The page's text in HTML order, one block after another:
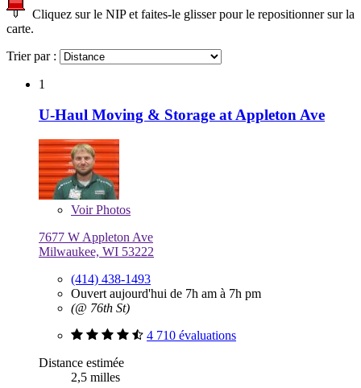
Cliquez sur le NIP et faites-le glisser pour le repositionner sur la
carte.
Trier par :
1
U-Haul Moving & Storage at Appleton Ave
VoirPhotos
7677 W Appleton Ave
Milwaukee, WI 53222
(414) 438-1493
Ouvert aujourd'hui de 7h am à 7h pm
(@ 76th St)
4 710 évaluations
Distance estimée
2,5 milles